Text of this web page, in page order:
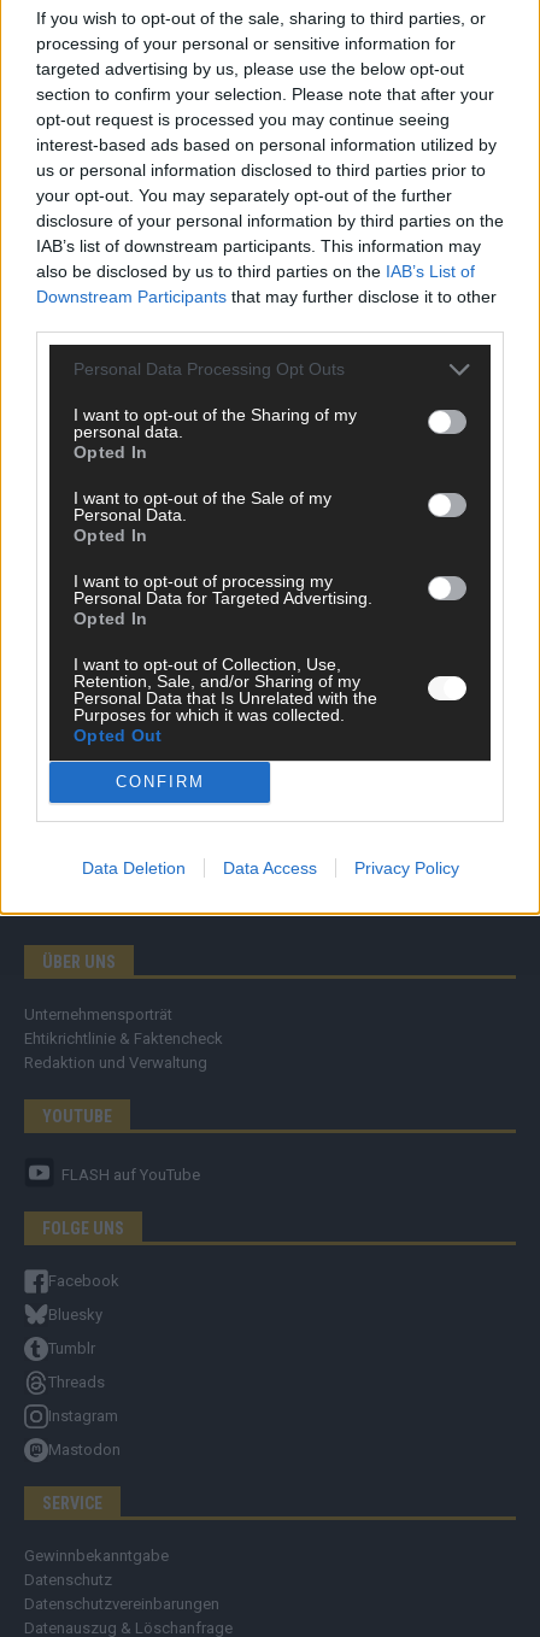
If you wish to opt-out of the sale, sharing to third parties, or
processing of your personal or sensitive information for
targeted advertising by us, please use the below opt-out
section to confirm your selection. Please note that after your
opt-out request is processed you may continue seeing
interest-based ads based on personal information utilized by
us or personal information disclosed to third parties prior to
your opt-out. You may separately opt-out of the further
disclosure of your personal information by third parties on the
IAB’s list of downstream participants. This information may
also be disclosed by us to third parties on the IAB’s List of
Downstream Participants that may further disclose it to other
Personal Data Processing Opt Outs
I want to opt-out of the Sharing of my
personal data.
Opted In
I want to opt-out of the Sale of my
Personal Data.
Opted In
I want to opt-out of processing my
Personal Data for Targeted Advertising.
Opted In
I want to opt-out of Collection, Use,
Retention, Sale, and/or Sharing of my
Personal Data that Is Unrelated with the
Purposes for which it was collected.
Opted Out
CONFIRM
Data Deletion Data Access Privacy Policy
ANZEIGE
SCHNELL ZUM RESSORT
Nachrichten
Ratgeber
Wissen
Kommentar
Streams & Storys
Eurovision
FLASH – DAS VIDEOPORTAL
ÜBER UNS
Unternehmensporträt
Ehtikrichtlinie & Faktencheck
Redaktion und Verwaltung
YOUTUBE
FLASH auf YouTube
FOLGE UNS
Facebook
Bluesky
Tumblr
Threads
Instagram
Mastodon
SERVICE
Gewinnbekanntgabe
Datenschutz
Datenschutzvereinbarungen
Datenauszug & Löschanfrage